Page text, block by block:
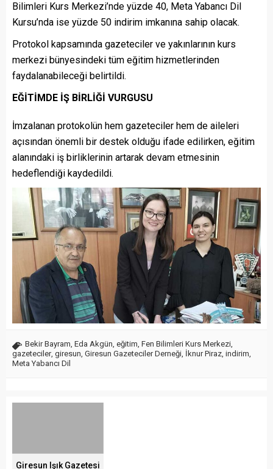
Bilimleri Kurs Merkezi’nde yüzde 40, Meta Yabancı Dil
Kursu’nda ise yüzde 50 indirim imkanına sahip olacak.
Protokol kapsamında gazeteciler ve yakınlarının kurs
merkezi bünyesindeki tüm eğitim hizmetlerinden
faydalanabileceği belirtildi.
EĞİTİMDE İŞ BİRLİĞİ VURGUSU
İmzalanan protokolün hem gazeteciler hem de aileleri
açısından önemli bir destek olduğu ifade edilirken, eğitim
alanındaki iş birliklerinin artarak devam etmesinin
hedeflendiği kaydedildi.
Bekir Bayram Eda Akgün eğitim Fen Bilimleri Kurs Merkezi
gazeteciler, giresun Giresun Gazeteciler Derneği İknur Piraz indirim
Meta Yabancı Dil
Giresun Işık Gazetesi